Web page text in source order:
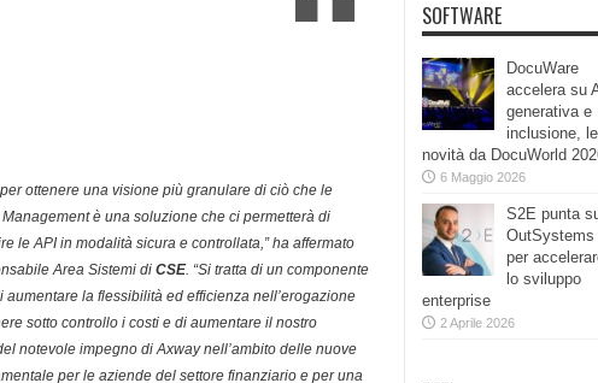
ottenere una visione più granulare di ciò che le
è una soluzione che ci permetterà di
le API in modalità sicura e controllata,” ha affermato
Area Sistemi di CSE. “Si tratta di un componente
la flessibilità ed efficienza nell’erogazione
sotto controllo i costi e di aumentare il nostro
notevole impegno di Axway nell’ambito delle nuove
per le aziende del settore finanziario e per una
SOFTWARE
DocuWare
accelera su
generativa e
inclusione, le
novità da DocuWorld
6 Maggio 2026
S2E punta
OutSystems
per
lo sviluppo
enterprise
2 Aprile 2026